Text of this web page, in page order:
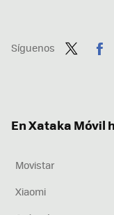
Síguenos
En Xataka Móvil
Movistar
Xiaomi